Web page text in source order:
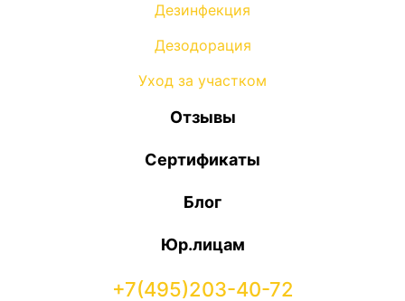
Дезинфекция
Дезодорация
Уход за участком
Отзывы
Сертификаты
Блог
Юр.лицам
+7(495)203-40-72